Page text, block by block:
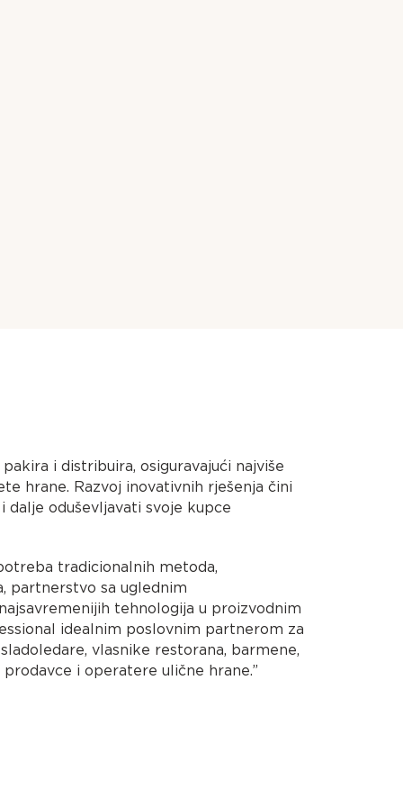
i distribuira, osiguravajući najviše
hrane. Razvoj inovativnih rješenja čini
oduševljavati svoje kupce
tradicionalnih metoda,
partnerstvo sa uglednim
tehnologija u proizvodnim
idealnim poslovnim partnerom za
vlasnike restorana, barmene,
i operatere ulične hrane.”